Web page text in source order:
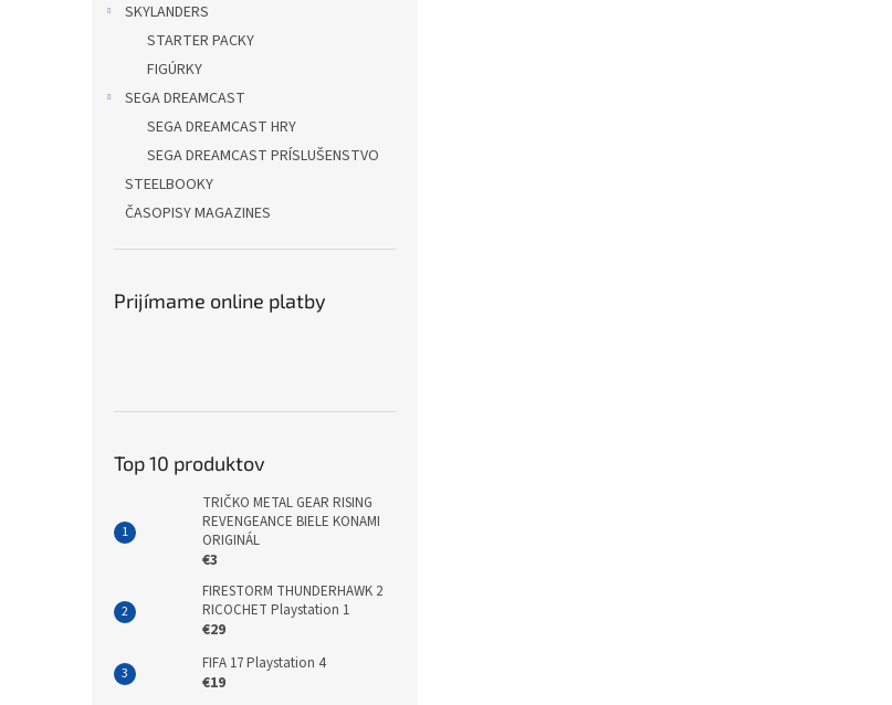
SKYLANDERS
STARTER PACKY
FIGÚRKY
SEGA DREAMCAST
SEGA DREAMCAST HRY
SEGA DREAMCAST PRÍSLUŠENSTVO
STEELBOOKY
ČASOPISY MAGAZINES
Prijímame online platby
Top 10 produktov
TRIČKO METAL GEAR RISING
REVENGEANCE BIELE KONAMI
ORIGINÁL
€3
FIRESTORM THUNDERHAWK 2
RICOCHET Playstation 1
€29
FIFA 17 Playstation 4
€19